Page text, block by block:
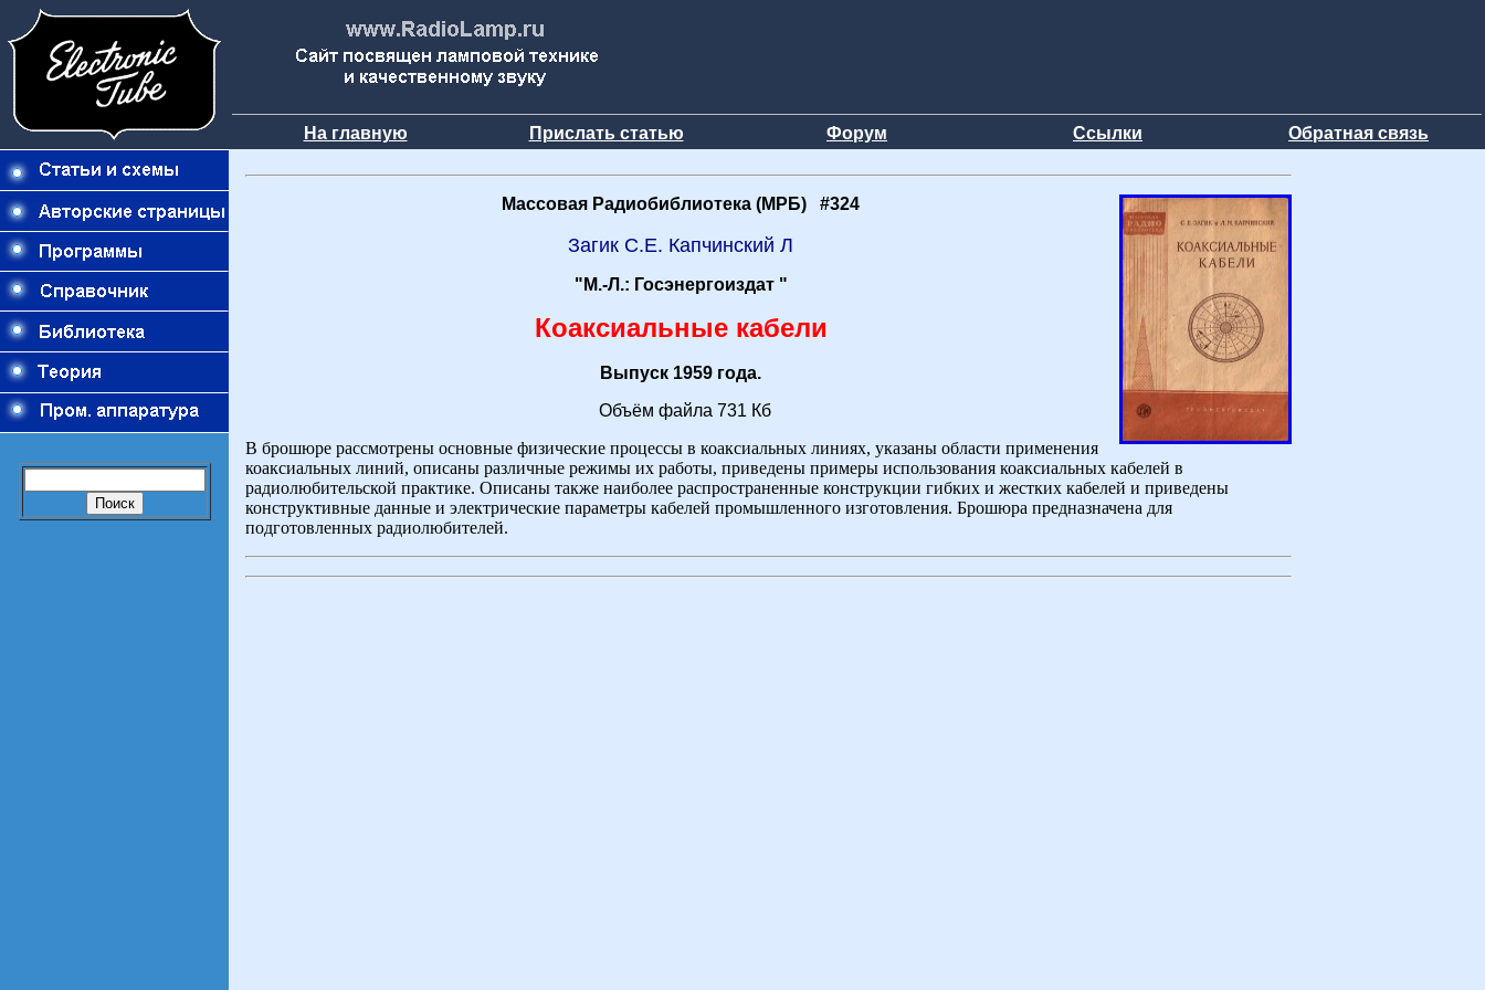
На главную Прислать статью Форум Ссылки Обратная связь
Массовая Радиобиблиотека (МРБ) #324
Загик С.Е. Капчинский Л
"М.-Л.: Госэнергоиздат "
Коаксиальные кабели
Выпуск 1959 года.
Объём файла 731 Кб
В брошюре рассмотрены основные физические процессы в коаксиальных линиях, указаны области применения
коаксиальных линий, описаны различные режимы их работы, приведены примеры использования коаксиальных кабелей в
радиолюбительской практике. Описаны также наиболее распространенные конструкции гибких и жестких кабелей и приведены
конструктивные данные и электрические параметры кабелей промышленного изготовления. Брошюра предназначена для
подготовленных радиолюбителей.